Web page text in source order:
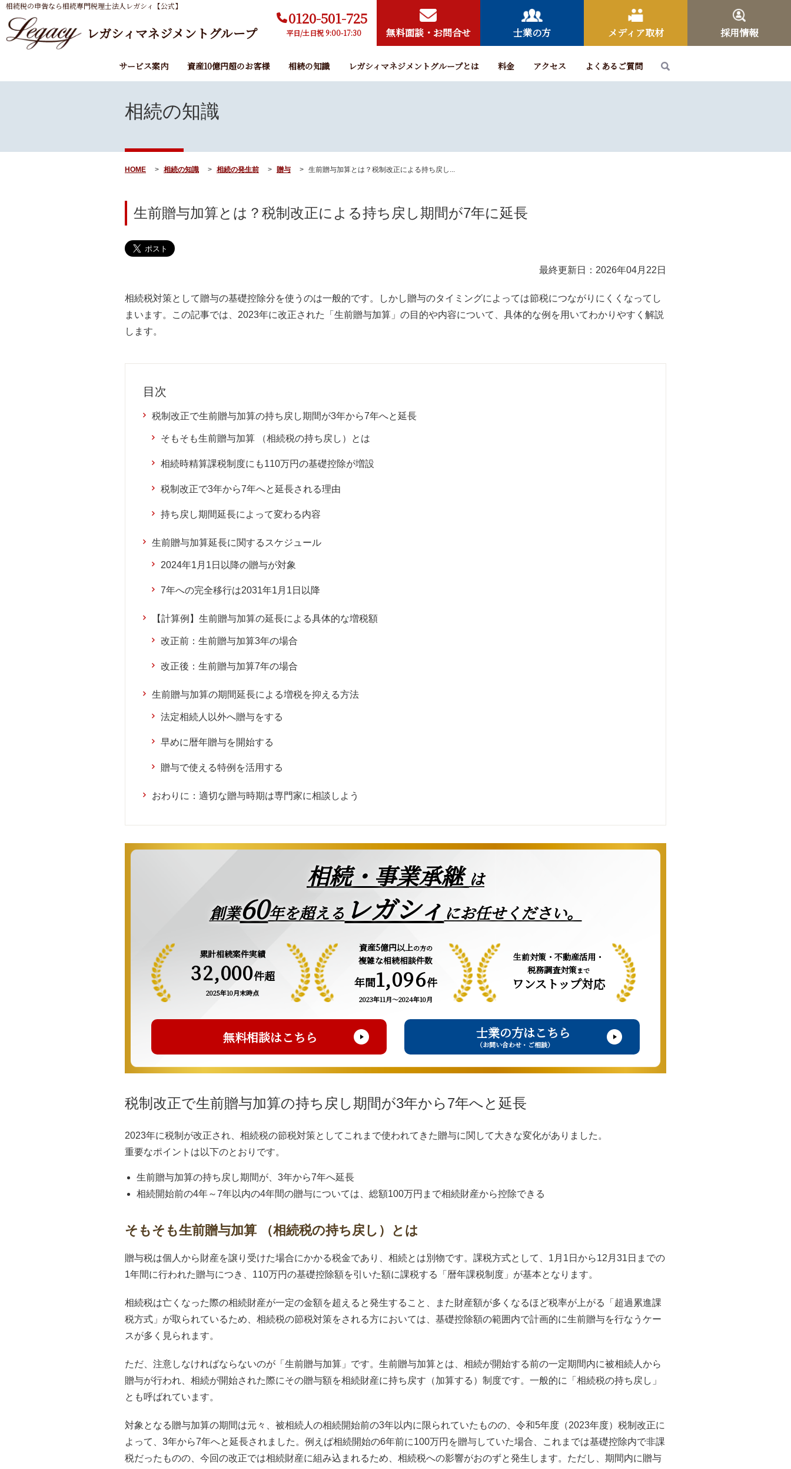
相続税の申告なら相続専門税理士法人レガシィ【公式】
レガシィマネジメントグループ
0120-501-725
平日/土日祝 9:00-17:30 無料面談・お問合せ 士業の方 メディア取材 採用情報
サービス案内 資産10億円超のお客様 相続の知識 レガシィマネジメントグループとは 料金 アクセス よくあるご質問
相続の知識
HOME 相続の知識 相続の発生前 贈与 生前贈与加算とは？税制改正による持ち戻し...
生前贈与加算とは？税制改正による持ち戻し期間が7年に延長
最終更新日：2026年04月22日
相続税対策として贈与の基礎控除分を使うのは一般的です。しかし贈与のタイミングによっては節税につながりにくくなってし
まいます。この記事では、2023年に改正された「生前贈与加算」の目的や内容について、具体的な例を用いてわかりやすく解説
します。
目次
税制改正で生前贈与加算の持ち戻し期間が3年から7年へと延長
そもそも生前贈与加算 （相続税の持ち戻し）とは
相続時精算課税制度にも110万円の基礎控除が増設
税制改正で3年から7年へと延長される理由
持ち戻し期間延長によって変わる内容
生前贈与加算延長に関するスケジュール
2024年1月1日以降の贈与が対象
7年への完全移行は2031年1月1日以降
【計算例】生前贈与加算の延長による具体的な増税額
改正前：生前贈与加算3年の場合
改正後：生前贈与加算7年の場合
生前贈与加算の期間延長による増税を抑える方法
法定相続人以外へ贈与をする
早めに暦年贈与を開始する
贈与で使える特例を活用する
おわりに：適切な贈与時期は専門家に相談しよう
相続・事業承継 は
創業60年を超える レガシィ にお任せください。
累計相続案件実績
32,000件超
2025年10月末時点
資産5億円以上の方の
複雑な相続相談件数
年間1,096件
2023年11月～2024年10月
生前対策・不動産活用・
税務調査対策まで
ワンストップ対応
無料相談はこちら 士業の方はこちら
（お問い合わせ・ご相談）
税制改正で生前贈与加算の持ち戻し期間が3年から7年へと延長
2023年に税制が改正され、相続税の節税対策としてこれまで使われてきた贈与に関して大きな変化がありました。
重要なポイントは以下のとおりです。
生前贈与加算の持ち戻し期間が、3年から7年へ延長
相続開始前の4年～7年以内の4年間の贈与については、総額100万円まで相続財産から控除できる
そもそも生前贈与加算 （相続税の持ち戻し）とは
贈与税は個人から財産を譲り受けた場合にかかる税金であり、相続とは別物です。課税方式として、1月1日から12月31日までの
1年間に行われた贈与につき、110万円の基礎控除額を引いた額に課税する「暦年課税制度」が基本となります。
相続税は亡くなった際の相続財産が一定の金額を超えると発生すること、また財産額が多くなるほど税率が上がる「超過累進課
税方式」が取られているため、相続税の節税対策をされる方においては、基礎控除額の範囲内で計画的に生前贈与を行なうケー
スが多く見られます。
ただ、注意しなければならないのが「生前贈与加算」です。生前贈与加算とは、相続が開始する前の一定期間内に被相続人から
贈与が行われ、相続が開始された際にその贈与額を相続財産に持ち戻す（加算する）制度です。一般的に「相続税の持ち戻し」
とも呼ばれています。
対象となる贈与加算の期間は元々、被相続人の相続開始前の3年以内に限られていたものの、令和5年度（2023年度）税制改正に
よって、3年から7年へと延長されました。例えば相続開始の6年前に100万円を贈与していた場合、これまでは基礎控除内で非課
税だったものの、今回の改正では相続財産に組み込まれるため、相続税への影響がおのずと発生します。ただし、期間内に贈与